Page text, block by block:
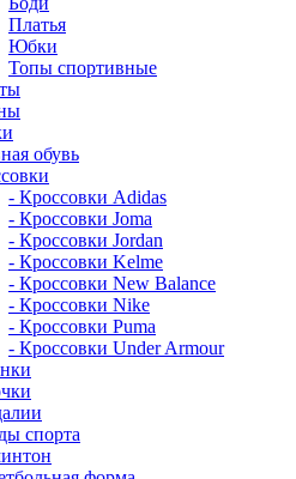
Платья
Юбки
Топы спортивные
обувь
- Кроссовки Adidas
- Кроссовки Joma
- Кроссовки Jordan
- Кроссовки Kelme
- Кроссовки New Balance
- Кроссовки Nike
- Кроссовки Puma
- Кроссовки Under Armour
спорта